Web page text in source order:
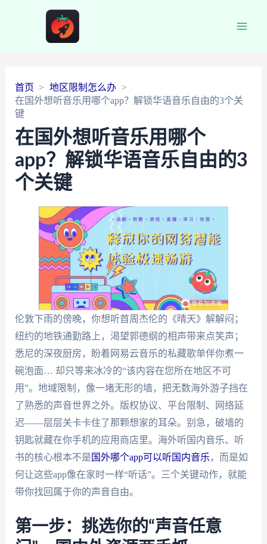
首页
地区限制怎么办
在国外想听音乐用哪个app？解锁华语音乐自由的3个关
键
在国外想听音乐用哪个
app？解锁华语音乐自由的3
个关键
伦敦下雨的傍晚，你想听首周杰伦的《晴天》解解闷；
纽约的地铁通勤路上，渴望郭德纲的相声带来点笑声；
悉尼的深夜厨房，盼着网易云音乐的私藏歌单伴你煮一
碗泡面… 却只等来冰冷的“该内容在您所在地区不可
用”。地域限制，像一堵无形的墙，把无数海外游子挡在
了熟悉的声音世界之外。版权协议、平台限制、网络延
迟——层层关卡卡住了那颗想家的耳朵。别急，破墙的
钥匙就藏在你手机的应用商店里。海外听国内音乐、听
书的核心根本不是 国外哪个app可以听国内音乐 ，而是如
何让这些app像在家时一样“听话”。三个关键动作，就能
带你找回属于你的声音自由。
第一步：挑选你的“声音任意